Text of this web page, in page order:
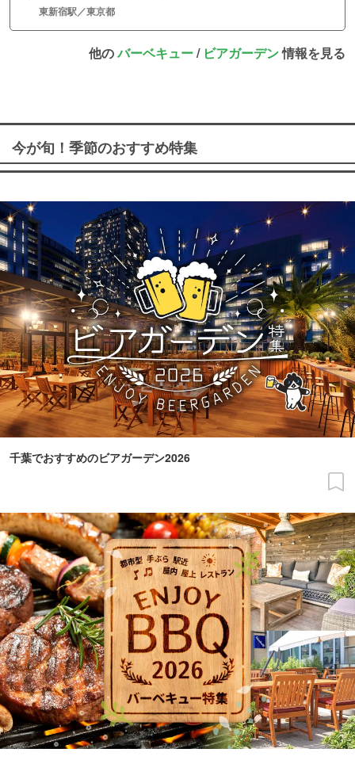
東新宿駅／東京都
他のバーベキュー/ ビアガーデン情報を見る
今が旬！季節のおすすめ特集
千葉でおすすめのビアガーデン2026